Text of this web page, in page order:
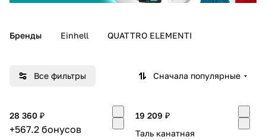
Бренды Einhell QUATTRO ELEMENTI
Все фильтры Сначала популярные
28 360 ₽
+567.2 бонусов
19 209 ₽
Таль канатная
Добавляйте товары
в корзину